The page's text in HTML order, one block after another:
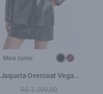
Mais cores:
Jaqueta Overcoat Vegan
Leather Preto
R$ 1.290,00